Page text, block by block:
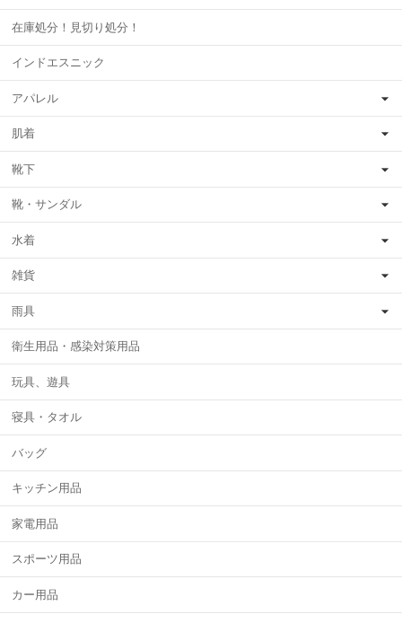
在庫処分！見切り処分！
インドエスニック
アパレル
肌着
靴下
靴・サンダル
水着
雑貨
雨具
衛生用品・感染対策用品
玩具、遊具
寝具・タオル
バッグ
キッチン用品
家電用品
スポーツ用品
カー用品